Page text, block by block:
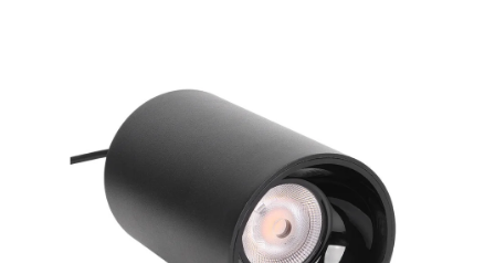
SMARTER GARTEN
Geschäftsbewertung Kaufberatung AGB
Blog
Datenschutzerklärung Impressum